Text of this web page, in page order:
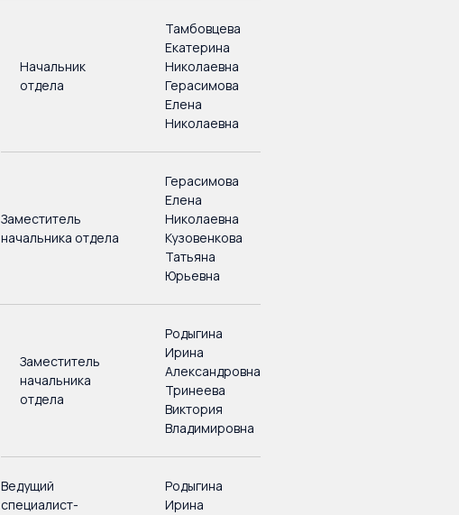
Начальник
отдела
Тамбовцева
Екатерина
Николаевна
Герасимова
Елена
Николаевна
Заместитель
начальника отдела
Герасимова
Елена
Николаевна
Кузовенкова
Татьяна
Юрьевна
Заместитель
начальника
отдела
Родыгина
Ирина
Александровна
Тринеева
Виктория
Владимировна
Ведущий
специалист-
Родыгина
Ирина